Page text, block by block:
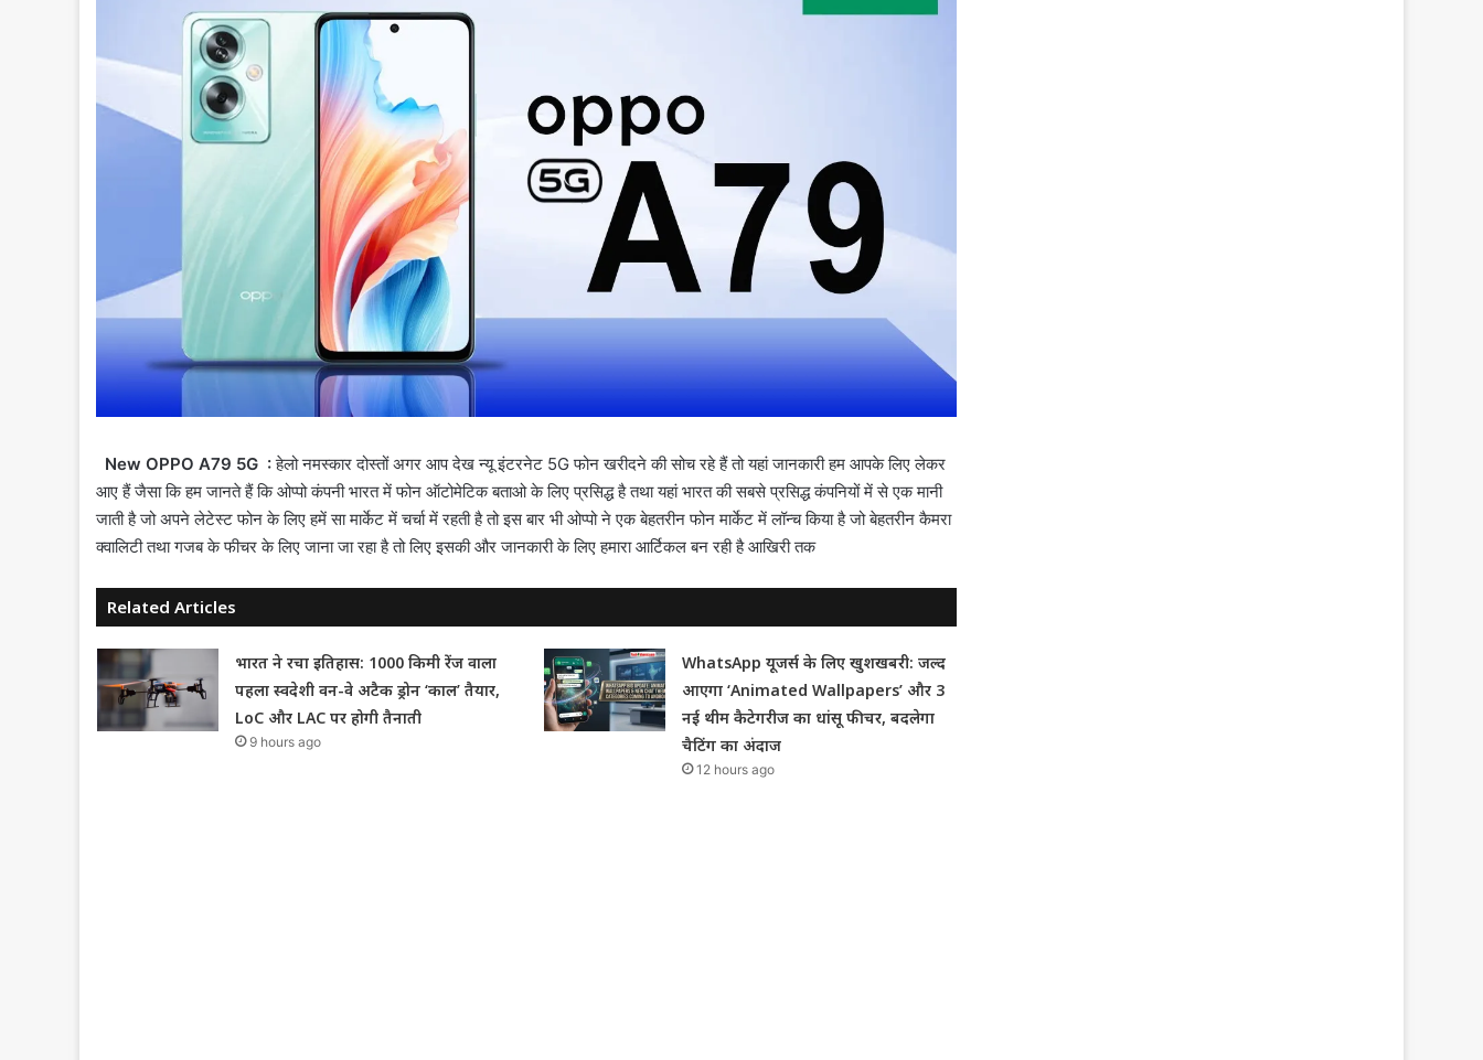
New OPPO A79 5G :हेलो नमस्कार दोस्तों अगर आप देख न्यू इंटरनेट 5G फोन खरीदने की सोच रहे हैं तो यहां जानकारी हम आपके लिए लेकर
आए हैं जैसा कि हम जानते हैं कि ओप्पो कंपनी भारत में फोन ऑटोमेटिक बताओ के लिए प्रसिद्ध है तथा यहां भारत की सबसे प्रसिद्ध कंपनियों में से एक मानी
जाती है जो अपने लेटेस्ट फोन के लिए हमें सा मार्केट में चर्चा में रहती है तो इस बार भी ओप्पो ने एक बेहतरीन फोन मार्केट में लॉन्च किया है जो बेहतरीन कैमरा
क्वालिटी तथा गजब के फीचर के लिए जाना जा रहा है तो लिए इसकी और जानकारी के लिए हमारा आर्टिकल बन रही है आखिरी तक
Related Articles
भारत ने रचा इतिहास: 1000 किमी रेंज वाला
पहला स्वदेशी वन-वे अटैक ड्रोन ‘काल’ तैयार,
LoC और LAC पर होगी तैनाती
9 hours ago
WhatsApp यूजर्स के लिए खुशखबरी: जल्द
आएगा ‘Animated Wallpapers’ और 3
नई थीम कैटेगरीज का धांसू फीचर, बदलेगा
चैटिंग का अंदाज
12 hours ago